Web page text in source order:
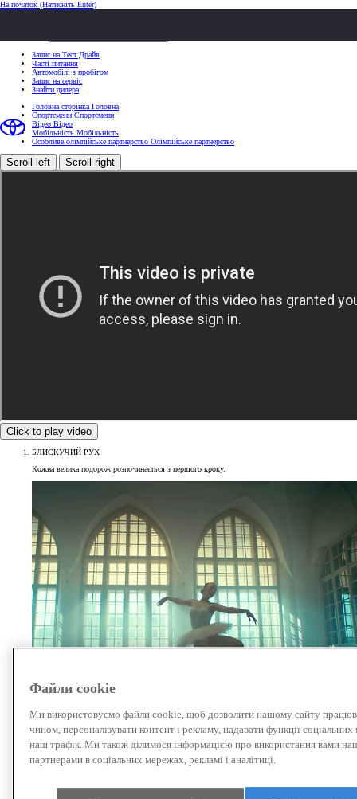
На початок (Натисніть Enter)
Запис на Тест Драйв
Часті питання
Автомобілі з пробігом
Запис на сервіс
Знайти дилера
Головна сторінка Головна
Спортсмени Спортсмени
Відео Відео
Мобільність Мобільність
Особливе олімпійське партнерство Олімпійське партнерство
Scroll left Scroll right
Click to play video
БЛИСКУЧИЙ РУХ
Кожна велика подорож розпочинається з першого кроку.
Файли cookie
Ми використовуємо файли cookie, щоб дозволити нашому сайту
чином, персоналізувати контент і рекламу, надавати функції соціальних
наш трафік. Ми також ділимося інформацією про використання вами
партнерами в соціальних мережах, рекламі і аналітиці.